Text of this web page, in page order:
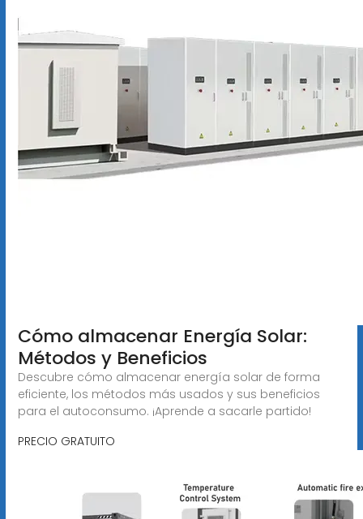
Cómo almacenar Energía Solar:
Métodos y Beneficios
Descubre cómo almacenar energía solar de forma
eficiente, los métodos más usados y sus beneficios
para el autoconsumo. ¡Aprende a sacarle partido!
PRECIO GRATUITO